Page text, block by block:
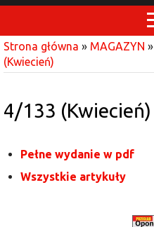
Strona główna » MAGAZYN »
(Kwiecień)
4/133 (Kwiecień)
Pełne wydanie w pdf
Wszystkie artykuły